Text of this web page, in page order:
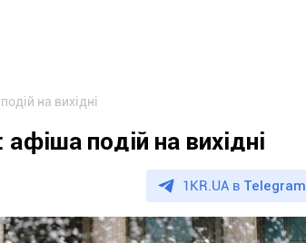
на вихідні
подій на вихідні
1KR.UA в Telegram